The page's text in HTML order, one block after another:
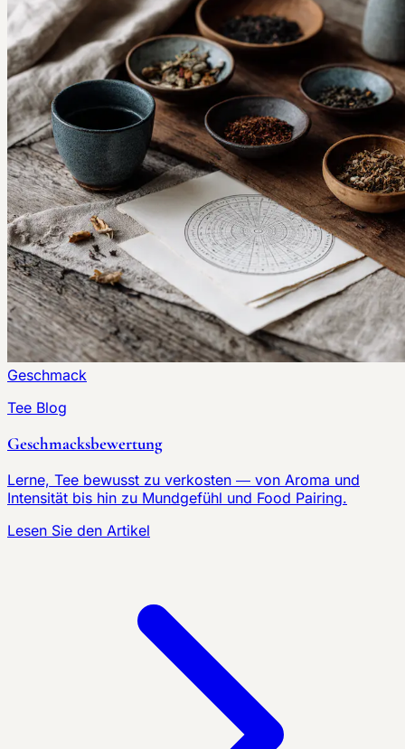
Geschmack
Tee Blog
Geschmacksbewertung
Lerne, Tee bewusst zu verkosten — von Aroma und
Intensität bis hin zu Mundgefühl und Food Pairing.
Lesen Sie den Artikel